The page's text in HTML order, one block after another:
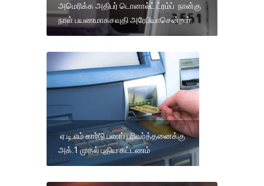
அமெரிக்க அதிபர் டொனால்ட் ட்ரம்ப் நான்கு
நாள் பயணமாகசவுதி அரேபியாசென்றாா்.
ஏ.டி.எம் கார்டு பணப் பரிவர்த்தனைக்கு
அக்.1 முதல் புதிய கட்டணம்